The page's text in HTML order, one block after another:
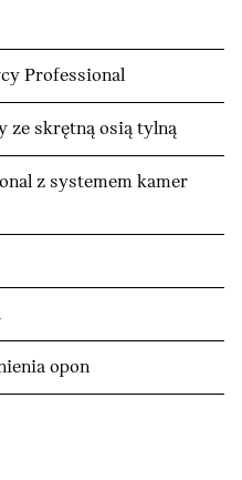
Professional
ze skrętną osią tylną
z systemem kamer
opon